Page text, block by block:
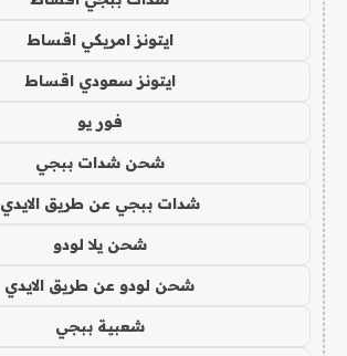
ايتونز امريكي اقساط
ايتونز سعودي اقساط
فور يو
شحن شدات ببجي
شدات ببجي عن طريق الايدي
شحن يلا لودو
شحن لودو عن طريق الايدي
شعبية ببجي